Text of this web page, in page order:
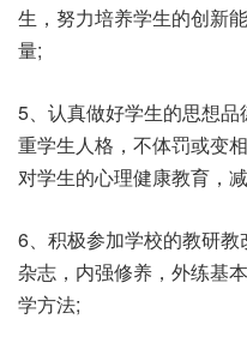
生，努力培养学生的创新
量;
5、认真做好学生的思想
重学生人格，不体罚或变
对学生的心理健康教育，
6、积极参加学校的教研
杂志，内强修养，外练基
学方法;